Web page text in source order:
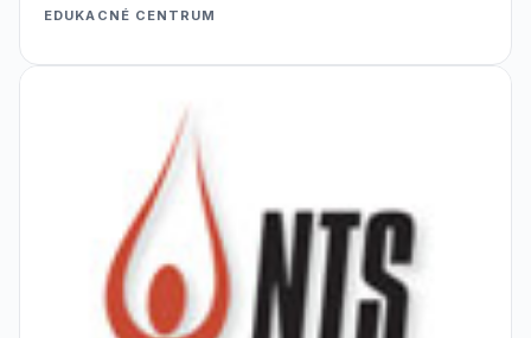
EDUKACNÉ CENTRUM